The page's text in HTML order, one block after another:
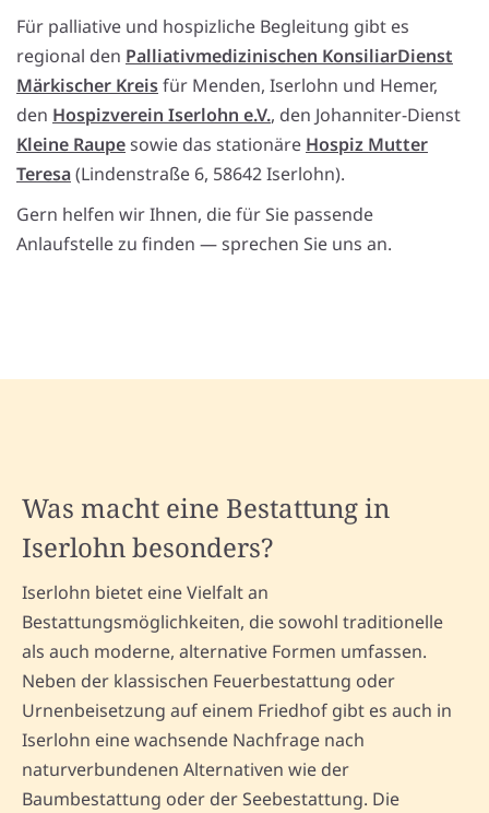
Für palliative und hospizliche Begleitung gibt es
regional den Palliativmedizinischen KonsiliarDienst
Märkischer Kreisfür Menden, Iserlohn und Hemer,
den Hospizverein Iserlohn e.V., den Johanniter-Dienst
Kleine Raupesowie das stationäre Hospiz Mutter
Teresa(Lindenstraße 6, 58642 Iserlohn).
Gern helfen wir Ihnen, die für Sie passende
Anlaufstelle zu finden — sprechen Sie uns an.
Was macht eine Bestattung in
Iserlohn besonders?
Iserlohn bietet eine Vielfalt an
Bestattungsmöglichkeiten, die sowohl traditionelle
als auch moderne, alternative Formen umfassen.
Neben der klassischen Feuerbestattung oder
Urnenbeisetzung auf einem Friedhof gibt es auch in
Iserlohn eine wachsende Nachfrage nach
naturverbundenen Alternativen wie der
Baumbestattung oder der Seebestattung. Die